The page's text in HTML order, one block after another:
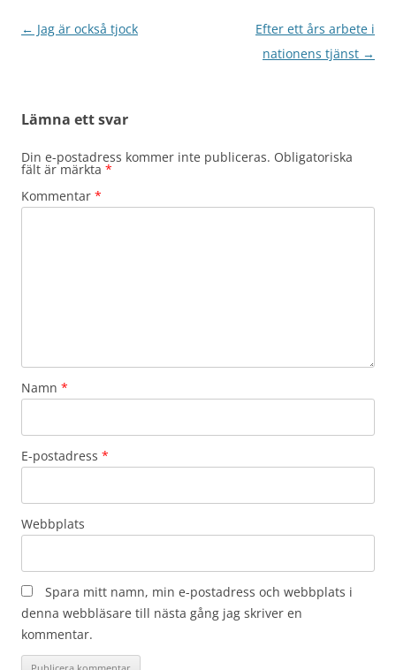
Inläggsnavigering
← Jag är också tjock
Efter ett års arbete i
nationens tjänst →
Lämna ett svar
Din e-postadress kommer inte publiceras. Obligatoriska
fält är märkta *
Kommentar *
Namn *
E-postadress *
Webbplats
Spara mitt namn, min e-postadress och webbplats i
denna webbläsare till nästa gång jag skriver en
kommentar.